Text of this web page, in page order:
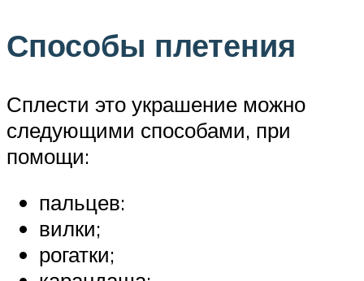
Способы плетения
Сплести это украшение можно
следующими способами, при
помощи:
пальцев:
вилки;
рогатки;